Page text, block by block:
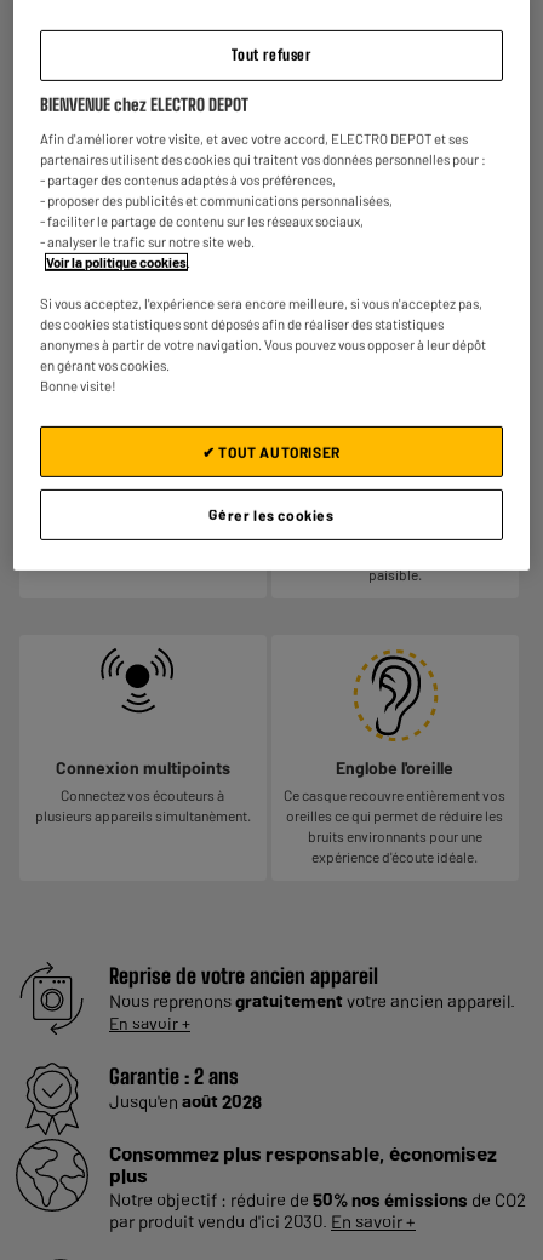
CHARGEUR
NON-INCLUS
LOUNGE
60h
L’autonomie est de 60h, de quoi
Réduction de bruit active
Grâce à cette fonctionnalité, profitez
paisible.
Connexion multipoints
Connectez vos écouteurs à
plusieurs appareils simultanèment.
Englobe l'oreille
Ce casque recouvre entièrement vos
oreilles ce qui permet de réduire les
bruits environnants pour une
expérience d'écoute idéale.
Reprise de votre ancien appareil
Nous reprenonsgratuitement votre ancien appareil.
En savoir +
Garantie :2 ans
Jusqu'en août 2028
Consommez plus responsable, économisez
plus
Notre objectif : réduire de 50% nos émissions de CO2
par produit vendu d'ici 2030. En savoir +
Tout refuser
BIENVENUE chez ELECTRO DEPOT
Afin d'améliorer votre visite, et avec votre accord, ELECTRO DEPOT et ses
partenaires utilisent des cookies qui traitent vos données personnelles pour :
- partager des contenus adaptés à vos préférences,
- proposer des publicités et communications personnalisées,
- faciliter le partage de contenu sur les réseaux sociaux,
- analyser le trafic sur notre site web.
Voir la politique cookies.
Si vous acceptez, l'expérience sera encore meilleure, si vous n'acceptez pas,
des cookies statistiques sont déposés afin de réaliser des statistiques
anonymes à partir de votre navigation. Vous pouvez vous opposer à leur dépôt
en gérant vos cookies.
Bonne visite!
Gérer les cookies
✔ TOUT AUTORISER